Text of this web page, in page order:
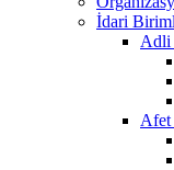
İdari
Adli
Afet